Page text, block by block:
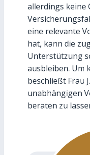
allerdings keine
eine relevante
hat, kann die
Unterstützung
ausbleiben. Um
beschließt Frau
unabhängigen
beraten zu